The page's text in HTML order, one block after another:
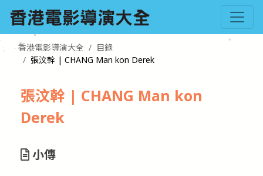
香港電影導演大全
目錄
張汶幹 | CHANG Man kon Derek
張汶幹 | CHANG Man kon
Derek
小傳